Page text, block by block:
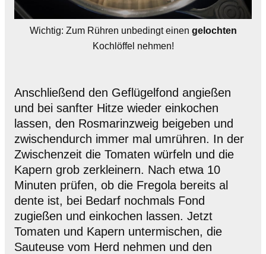
Wichtig: Zum Rühren unbedingt einen gelochten
Kochlöffel nehmen!
Anschließend den Geflügelfond angießen
und bei sanfter Hitze wieder einkochen
lassen, den Rosmarinzweig beigeben und
zwischendurch immer mal umrühren. In der
Zwischenzeit die Tomaten würfeln und die
Kapern grob zerkleinern. Nach etwa 10
Minuten prüfen, ob die Fregola bereits al
dente ist, bei Bedarf nochmals Fond
zugießen und einkochen lassen. Jetzt
Tomaten und Kapern untermischen, die
Sauteuse vom Herd nehmen und den